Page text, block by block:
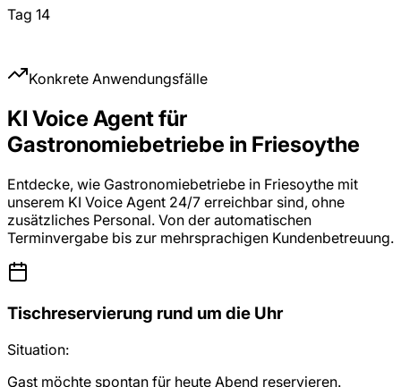
Tag 14
Konkrete Anwendungsfälle
KI Voice Agent für
Gastronomiebetriebe in Friesoythe
Entdecke, wie Gastronomiebetriebe in Friesoythe mit
unserem KI Voice Agent 24/7 erreichbar sind, ohne
zusätzliches Personal. Von der automatischen
Terminvergabe bis zur mehrsprachigen Kundenbetreuung.
Tischreservierung rund um die Uhr
Situation:
Gast möchte spontan für heute Abend reservieren.